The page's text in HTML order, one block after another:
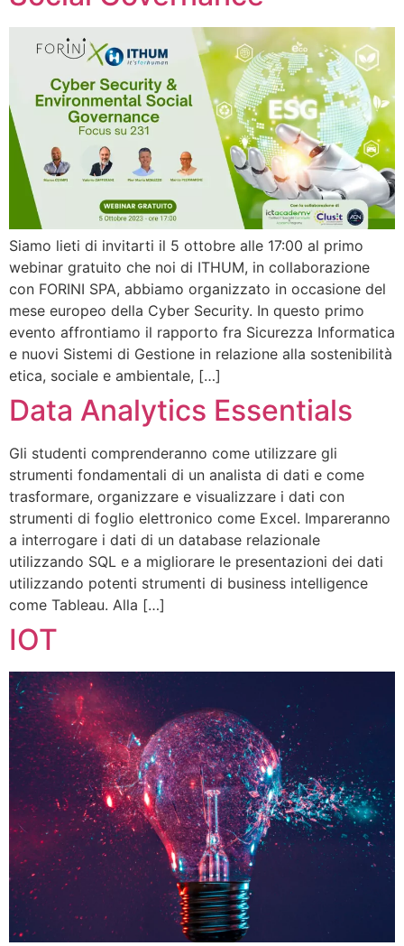
Siamo lieti di invitarti il 5 ottobre alle 17:00 al primo
webinar gratuito che noi di ITHUM, in collaborazione
con FORINI SPA, abbiamo organizzato in occasione del
mese europeo della Cyber Security. In questo primo
evento affrontiamo il rapporto fra Sicurezza Informatica
e nuovi Sistemi di Gestione in relazione alla sostenibilità
etica, sociale e ambientale, […]
Data Analytics Essentials
Gli studenti comprenderanno come utilizzare gli
strumenti fondamentali di un analista di dati e come
trasformare, organizzare e visualizzare i dati con
strumenti di foglio elettronico come Excel. Impareranno
a interrogare i dati di un database relazionale
utilizzando SQL e a migliorare le presentazioni dei dati
utilizzando potenti strumenti di business intelligence
come Tableau. Alla […]
IOT